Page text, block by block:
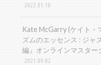
2022.01.10
Kate McGarry (ケイト・
ズムのエッセンス : ジャ
編』オンラインマスター
2021.09.02